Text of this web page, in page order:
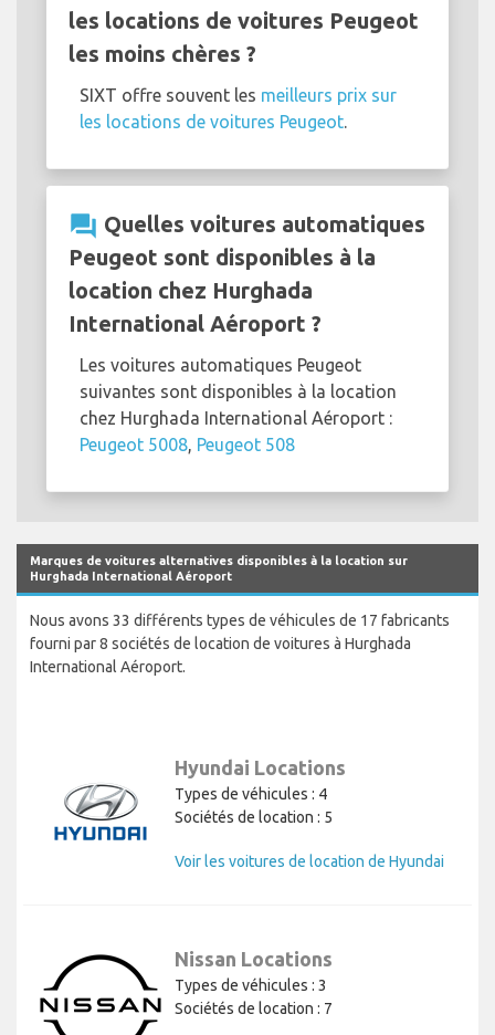
les locations de voitures Peugeot
les moins chères ?
SIXT offre souvent les meilleurs prix sur
les locations de voitures Peugeot.
question_answer Quelles voitures automatiques
Peugeot sont disponibles à la
location chez Hurghada
International Aéroport ?
Les voitures automatiques Peugeot
suivantes sont disponibles à la location
chez Hurghada International Aéroport :
Peugeot 5008, Peugeot 508
Marques de voitures alternatives disponibles à la location sur
Hurghada International Aéroport
Nous avons 33 différents types de véhicules de 17 fabricants
fourni par 8 sociétés de location de voitures à Hurghada
International Aéroport.
Hyundai Locations
Types de véhicules : 4
Sociétés de location : 5
Voir les voitures de location de Hyundai
Nissan Locations
Types de véhicules : 3
Sociétés de location : 7